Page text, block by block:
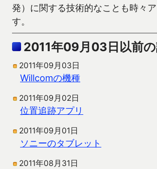
発）に関する技術的なことも時々
す。
2011年09月03日以前
2011年09月03日
Willcomの機種
2011年09月02日
位置追跡アプリ
2011年09月01日
ソニーのタブレット
2011年08月31日